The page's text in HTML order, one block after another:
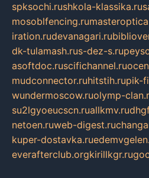
spksochi.rushkola-klassika.ru
mosoblfencing.ru
iration.rudevanagari.ru
dk-tulamash.rus-dez-s.ru
asoftdoc.ruscifichannel.ru
mudconnector.ruhitstih.rupik-
wundermoscow.ruolymp-
su2lgyoeucscn.ruallkmv.ru
netoen.ruweb-digest.ru
kuper-dostavka.ru
everafterclub.orgkirillkgr.ru